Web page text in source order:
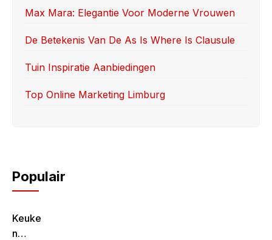
k
Max Mara: Elegantie Voor Moderne Vrouwen
De Betekenis Van De As Is Where Is Clausule
Tuin Inspiratie Aanbiedingen
Top Online Marketing Limburg
Populair
Keuke
N